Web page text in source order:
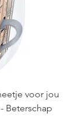
voor jou
Beterschap